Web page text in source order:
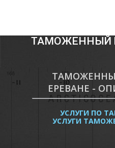
ТАМОЖЕННЫЙ
ЕРЕВАНЕ -
УСЛУГИ ПО
УСЛУГИ